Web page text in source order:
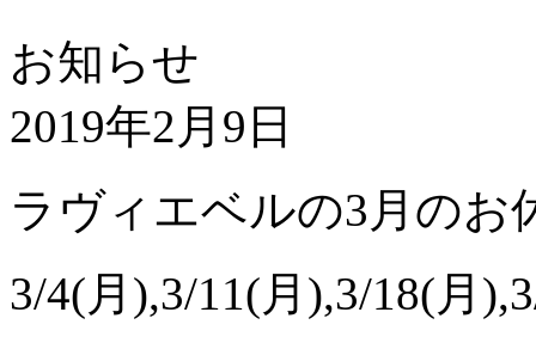
お知らせ
2019年2月9日
ラヴィエベルの3月のお
3/4(月),3/11(月),3/18(月